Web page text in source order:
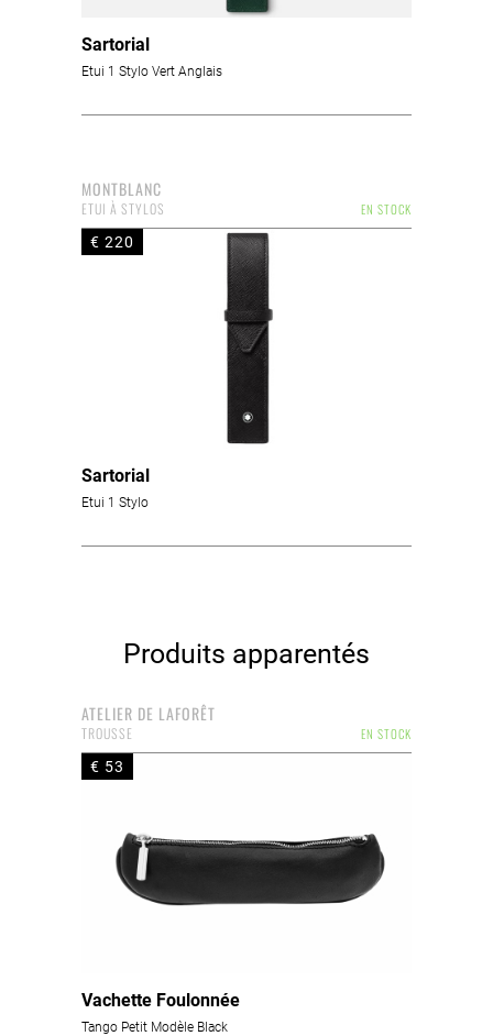
Sartorial
Etui 1 Stylo Vert Anglais
MONTBLANC
EN STOCK
ETUI À STYLOS
€ 220
Sartorial
Etui 1 Stylo
Produits apparentés
ATELIER DE LAFORÊT
EN STOCK
TROUSSE
€ 53
Vachette Foulonnée
Tango Petit Modèle Black